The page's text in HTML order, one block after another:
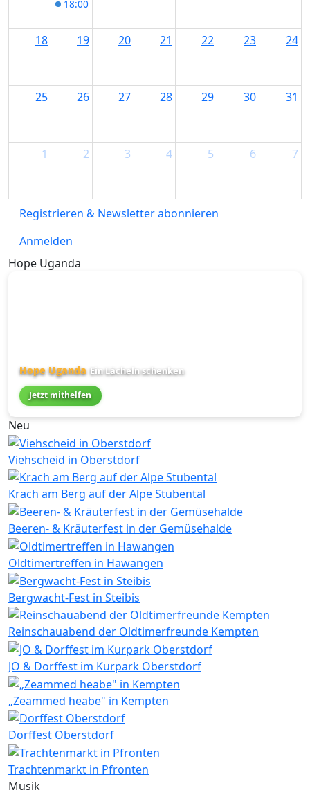
18:00
18 19 20 21 22 23 24
25 26 27 28 29 30 31
1 2 3 4 5 6 7
Registrieren & Newsletter abonnieren
Anmelden
Hope Uganda
Hope Uganda Ein Lächeln schenken
Jetzt mithelfen
Neu
Viehscheid in Oberstdorf
Krach am Berg auf der Alpe Stubental
Beeren- & Kräuterfest in der Gemüsehalde
Oldtimertreffen in Hawangen
Bergwacht-Fest in Steibis
Reinschauabend der Oldtimerfreunde Kempten
JO & Dorffest im Kurpark Oberstdorf
„Zeammed heabe" in Kempten
Dorffest Oberstdorf
Trachtenmarkt in Pfronten
Musik